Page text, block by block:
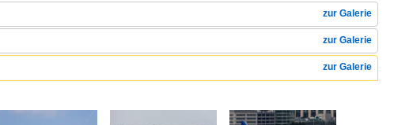
zur Galerie
zur Galerie
zur Galerie